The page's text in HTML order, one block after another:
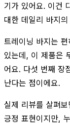
기가 있어요. 이건
대한 데일리 바지
트레이닝 바지는
있는데, 이 제품은
어요. 다섯 번째 장
난다는 점이에요.
실제 리뷰를 살펴
긍정 표현이지만,